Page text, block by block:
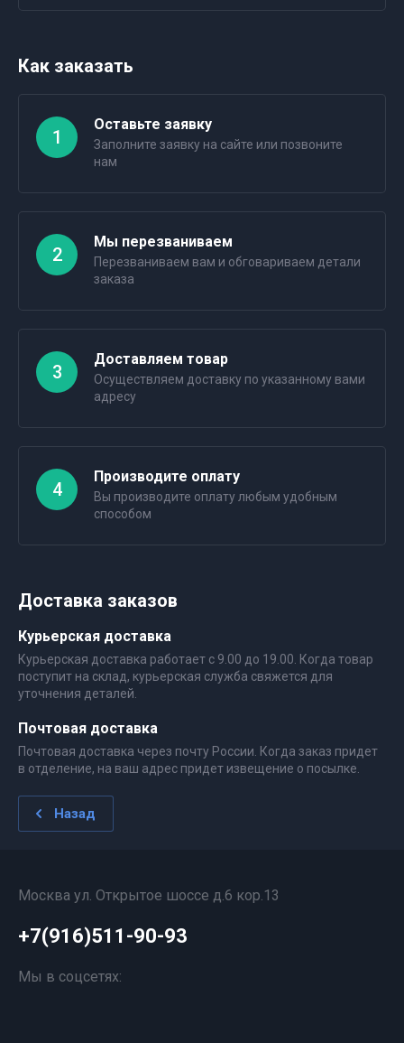
Как заказать
1
Оставьте заявку
Заполните заявку на сайте или позвоните
нам
2
Мы перезваниваем
Перезваниваем вам и обговариваем детали
заказа
3
Доставляем товар
Осуществляем доставку по указанному вами
адресу
4
Производите оплату
Вы производите оплату любым удобным
способом
Доставка заказов
Курьерская доставка
Курьерская доставка работает с 9.00 до 19.00. Когда товар
поступит на склад, курьерская служба свяжется для
уточнения деталей.
Почтовая доставка
Почтовая доставка через почту России. Когда заказ придет
в отделение, на ваш адрес придет извещение о посылке.
Назад
Москва ул. Открытое шоссе д.6 кор.13
+7(916)511-90-93
Мы в соцсетях: